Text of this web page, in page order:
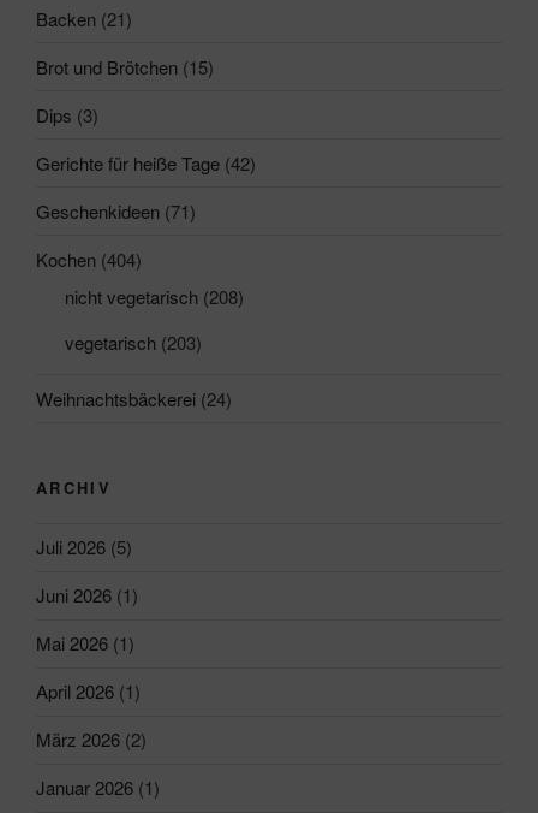
Backen (21)
Brot und Brötchen (15)
Dips (3)
Gerichte für heiße Tage (42)
Geschenkideen (71)
Kochen (404)
nicht vegetarisch (208)
vegetarisch (203)
Weihnachtsbäckerei (24)
ARCHIV
Juli 2026 (5)
Juni 2026 (1)
Mai 2026 (1)
April 2026 (1)
März 2026 (2)
Januar 2026 (1)